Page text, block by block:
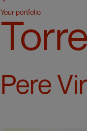
Your portfolio
Pere